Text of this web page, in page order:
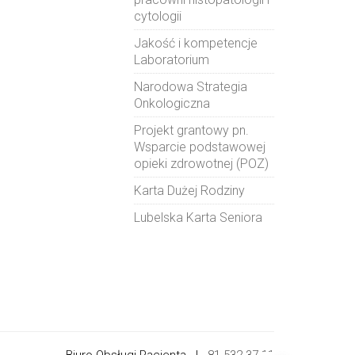
cytologii
Jakość i kompetencje
Laboratorium
Narodowa Strategia
Onkologiczna
Projekt grantowy pn.
Wsparcie podstawowej
opieki zdrowotnej (POZ)
Karta Dużej Rodziny
Lubelska Karta Seniora